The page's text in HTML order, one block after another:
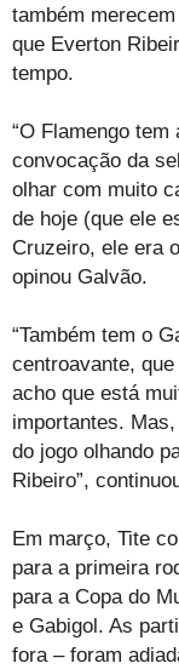
também
que Everton
tempo.
“O Flamengo
convocação da
olhar com muito
de hoje (que ele
Cruzeiro, ele era
opinou Galvão.
“Também tem o
centroavante,
acho que está
importantes.
do jogo olhando
Ribeiro”,
Em março, Tite
para a primeira
para a Copa do
e Gabigol. As
fora – foram